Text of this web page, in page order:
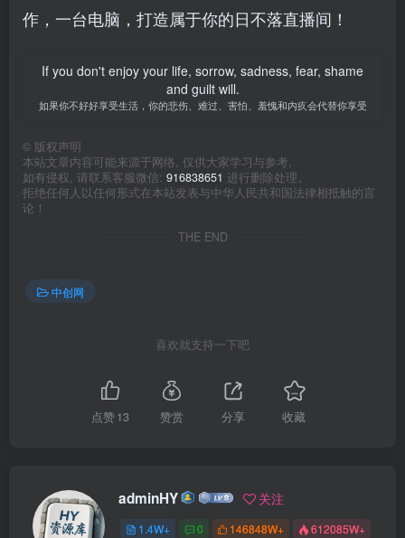
作，一台电脑，打造属于你的日不落直播间！
If you don't enjoy your life, sorrow, sadness, fear, shame
and guilt will.
如果你不好好享受生活，你的悲伤、难过、害怕、羞愧和内疚会代替你享受
© 版权声明
本站文章内容可能来源于网络, 仅供大家学习与参考,
如有侵权, 请联系客服微信: 916838651 进行删除处理。
拒绝任何人以任何形式在本站发表与中华人民共和国法律相抵触的言
论！
THE END
中创网
喜欢就支持一下吧
点赞13 赞赏 分享 收藏
adminHY 关注
1.4W+ 0 146848W+ 612085W+